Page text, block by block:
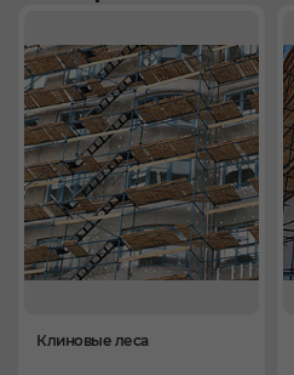
Клиновые леса